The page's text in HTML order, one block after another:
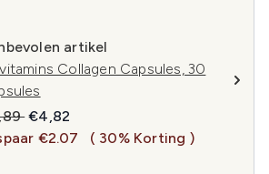
artikel
Collagen Capsules, 30
Retail Price:
Huidige prijs:
€4,82
€2.07
( 30% Korting )